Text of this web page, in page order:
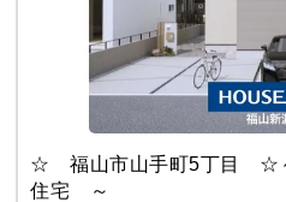
☆ 福山市山手町5丁目 ☆
住宅 ～